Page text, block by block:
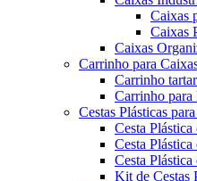
Caixas
Caixas
Caixas
Carrinho para
Carrinho
Carrinho
Cestas Plásticas
Cesta
Cesta
Cesta
Kit de Cestas